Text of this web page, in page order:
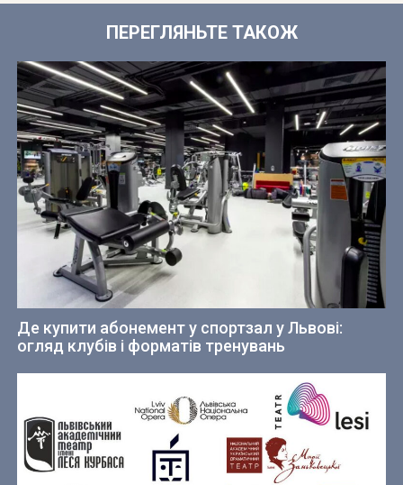
ПЕРЕГЛЯНЬТЕ ТАКОЖ
Де купити абонемент у спортзал у Львові:
огляд клубів і форматів тренувань